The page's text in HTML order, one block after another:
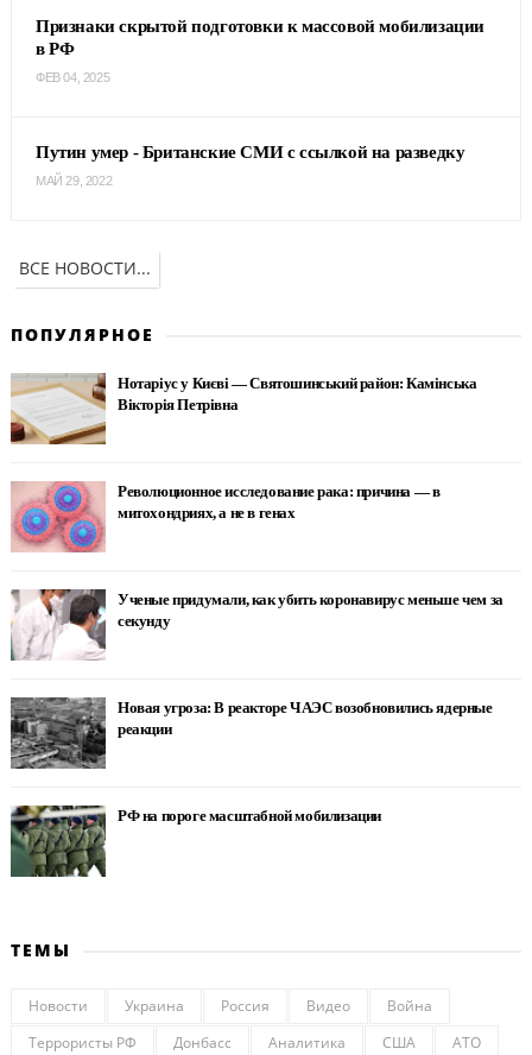
Признаки скрытой подготовки к массовой мобилизации
в РФ
ФЕВ 04, 2025
Путин умер - Британские СМИ с ссылкой на разведку
МАЙ 29, 2022
ВСЕ НОВОСТИ...
ПОПУЛЯРНОЕ
Нотаріус у Києві — Святошинський район: Камінська
Вікторія Петрівна
Революционное исследование рака: причина — в
митохондриях, а не в генах
Ученые придумали, как убить коронавирус меньше чем за
секунду
Новая угроза: В реакторе ЧАЭС возобновились ядерные
реакции
РФ на пороге масштабной мобилизации
ТЕМЫ
Новости Украина Россия Видео
Война
Террористы РФ
Донбасс Аналитика США АТО